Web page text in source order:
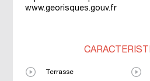
www.georisques.gouv.fr
Terrasse